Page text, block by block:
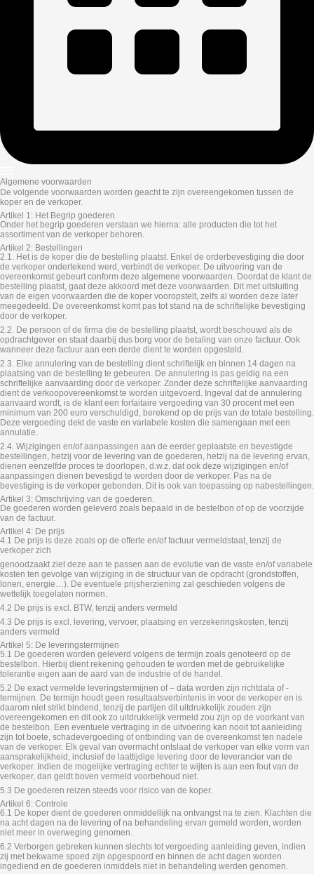
Algemene voorwaarden
De volgende voorwaarden worden geacht te zijn overeengekomen tussen de
koper en de verkoper.
Artikel 1: Het Begrip goederen
Onder het begrip goederen verstaan we hierna: alle producten die tot het
assortiment van de verkoper behoren.
Artikel 2: Bestellingen
2.1. Het is de koper die de bestelling plaatst. Enkel de orderbevestiging die door
de verkoper ondertekend werd, verbindt de verkoper. De uitvoering van de
overeenkomst gebeurt conform deze algemene voorwaarden. Doordat de klant de
bestelling plaatst, gaat deze akkoord met deze voorwaarden. Dit met uitsluiting
van de eigen voorwaarden die de koper vooropstelt, zelfs al worden deze later
meegedeeld. De overeenkomst komt pas tot stand na de schriftelijke bevestiging
door de verkoper.
2.2. De persoon of de firma die de bestelling plaatst, wordt beschouwd als de
opdrachtgever en staat daarbij dus borg voor de betaling van onze factuur. Ook
wanneer deze factuur aan een derde dient te worden opgesteld.
2.3. Elke annulering van de bestelling dient schriftelijk en binnen 14 dagen na
plaatsing van de bestelling te gebeuren. De annulering is pas geldig na een
schriftelijke aanvaarding door de verkoper. Zonder deze schriftelijke aanvaarding
dient de verkoopovereenkomst te worden uitgevoerd. Ingeval dat de annulering
aanvaard wordt, is de klant een forfaitaire vergoeding van 30 procent met een
minimum van 200 euro verschuldigd, berekend op de prijs van de totale bestelling.
Deze vergoeding dekt de vaste en variabele kosten die samengaan met een
annulatie.
2.4. Wijzigingen en/of aanpassingen aan de eerder geplaatste en bevestigde
bestellingen, hetzij voor de levering van de goederen, hetzij na de levering ervan,
dienen eenzelfde proces te doorlopen, d.w.z. dat ook deze wijzigingen en/of
aanpassingen dienen bevestigd te worden door de verkoper. Pas na de
bevestiging is de verkoper gebonden. Dit is ook van toepassing op nabestellingen.
Artikel 3: Omschrijving van de goederen.
De goederen worden geleverd zoals bepaald in de bestelbon of op de voorzijde
van de factuur.
Artikel 4: De prijs
4.1 De prijs is deze zoals op de offerte en/of factuur vermeldstaat, tenzij de
verkoper zich
genoodzaakt ziet deze aan te passen aan de evolutie van de vaste en/of variabele
kosten ten gevolge van wijziging in de structuur van de opdracht (grondstoffen,
lonen, energie…). De eventuele prijsherziening zal geschieden volgens de
wettelijk toegelaten normen.
4.2 De prijs is excl. BTW, tenzij anders vermeld
4.3 De prijs is excl. levering, vervoer, plaatsing en verzekeringskosten, tenzij
anders vermeld
Artikel 5: De leveringstermijnen
5.1 De goederen worden geleverd volgens de termijn zoals genoteerd op de
bestelbon. Hierbij dient rekening gehouden te worden met de gebruikelijke
tolerantie eigen aan de aard van de industrie of de handel.
5.2 De exact vermelde leveringstermijnen of – data worden zijn richtdata of -
termijnen. De termijn houdt geen resultaatsverbintenis in voor de verkoper en is
daarom niet strikt bindend, tenzij de partijen dit uitdrukkelijk zouden zijn
overeengekomen en dit ook zo uitdrukkelijk vermeld zou zijn op de voorkant van
de bestelbon. Een eventuele vertraging in de uitvoering kan nooit tot aanleiding
zijn tot boete, schadevergoeding of ontbinding van de overeenkomst ten nadele
van de verkoper. Elk geval van overmacht ontslaat de verkoper van elke vorm van
aansprakelijkheid, inclusief de laattijdige levering door de leverancier van de
verkoper. Indien de mogelijke vertraging echter te wijten is aan een fout van de
verkoper, dan geldt boven vermeld voorbehoud niet.
5.3 De goederen reizen steeds voor risico van de koper.
Artikel 6: Controle
6.1 De koper dient de goederen onmiddellijk na ontvangst na te zien. Klachten die
na acht dagen na de levering of na behandeling ervan gemeld worden, worden
niet meer in overweging genomen.
6.2 Verborgen gebreken kunnen slechts tot vergoeding aanleiding geven, indien
zij met bekwame spoed zijn opgespoord en binnen de acht dagen worden
ingediend en de goederen inmiddels niet in behandeling werden genomen.